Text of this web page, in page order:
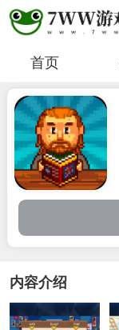
首页
内容介绍